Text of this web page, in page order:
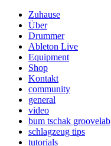
Zuhause
Über
Drummer
Ableton Live
Equipment
Shop
Kontakt
community
general
video
bum tschak groovelab
schlagzeug tips
tutorials